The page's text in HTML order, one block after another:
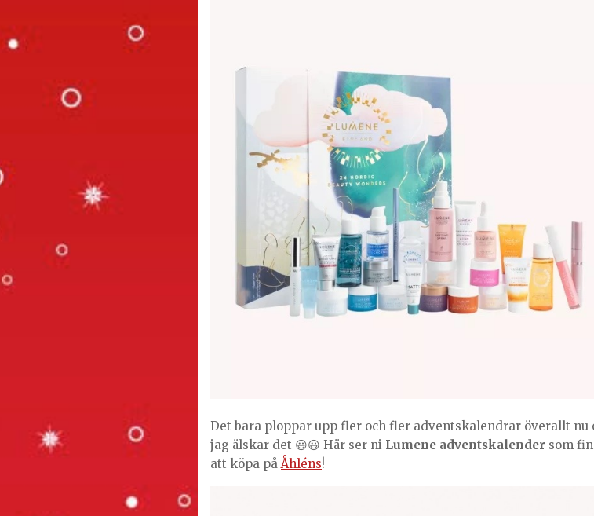
Det bara ploppar upp fler och fler adventskalendrar överallt nu
jag älskar det 😃😃 Här ser ni Lumene adventskalender som
att köpa påÅhléns!